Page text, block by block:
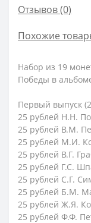
Отзывов (0)
Похожие
Набор из 19
Победы в
Первый выпуск
25 рублей Н.Н.
25 рублей В.М.
25 рублей М.И.
25 рублей В.Г.
25 рублей Г.С.
25 рублей С.Г.
25 рублей Б.М.
25 рублей Ж.Я.
25 рублей Ф.Ф.